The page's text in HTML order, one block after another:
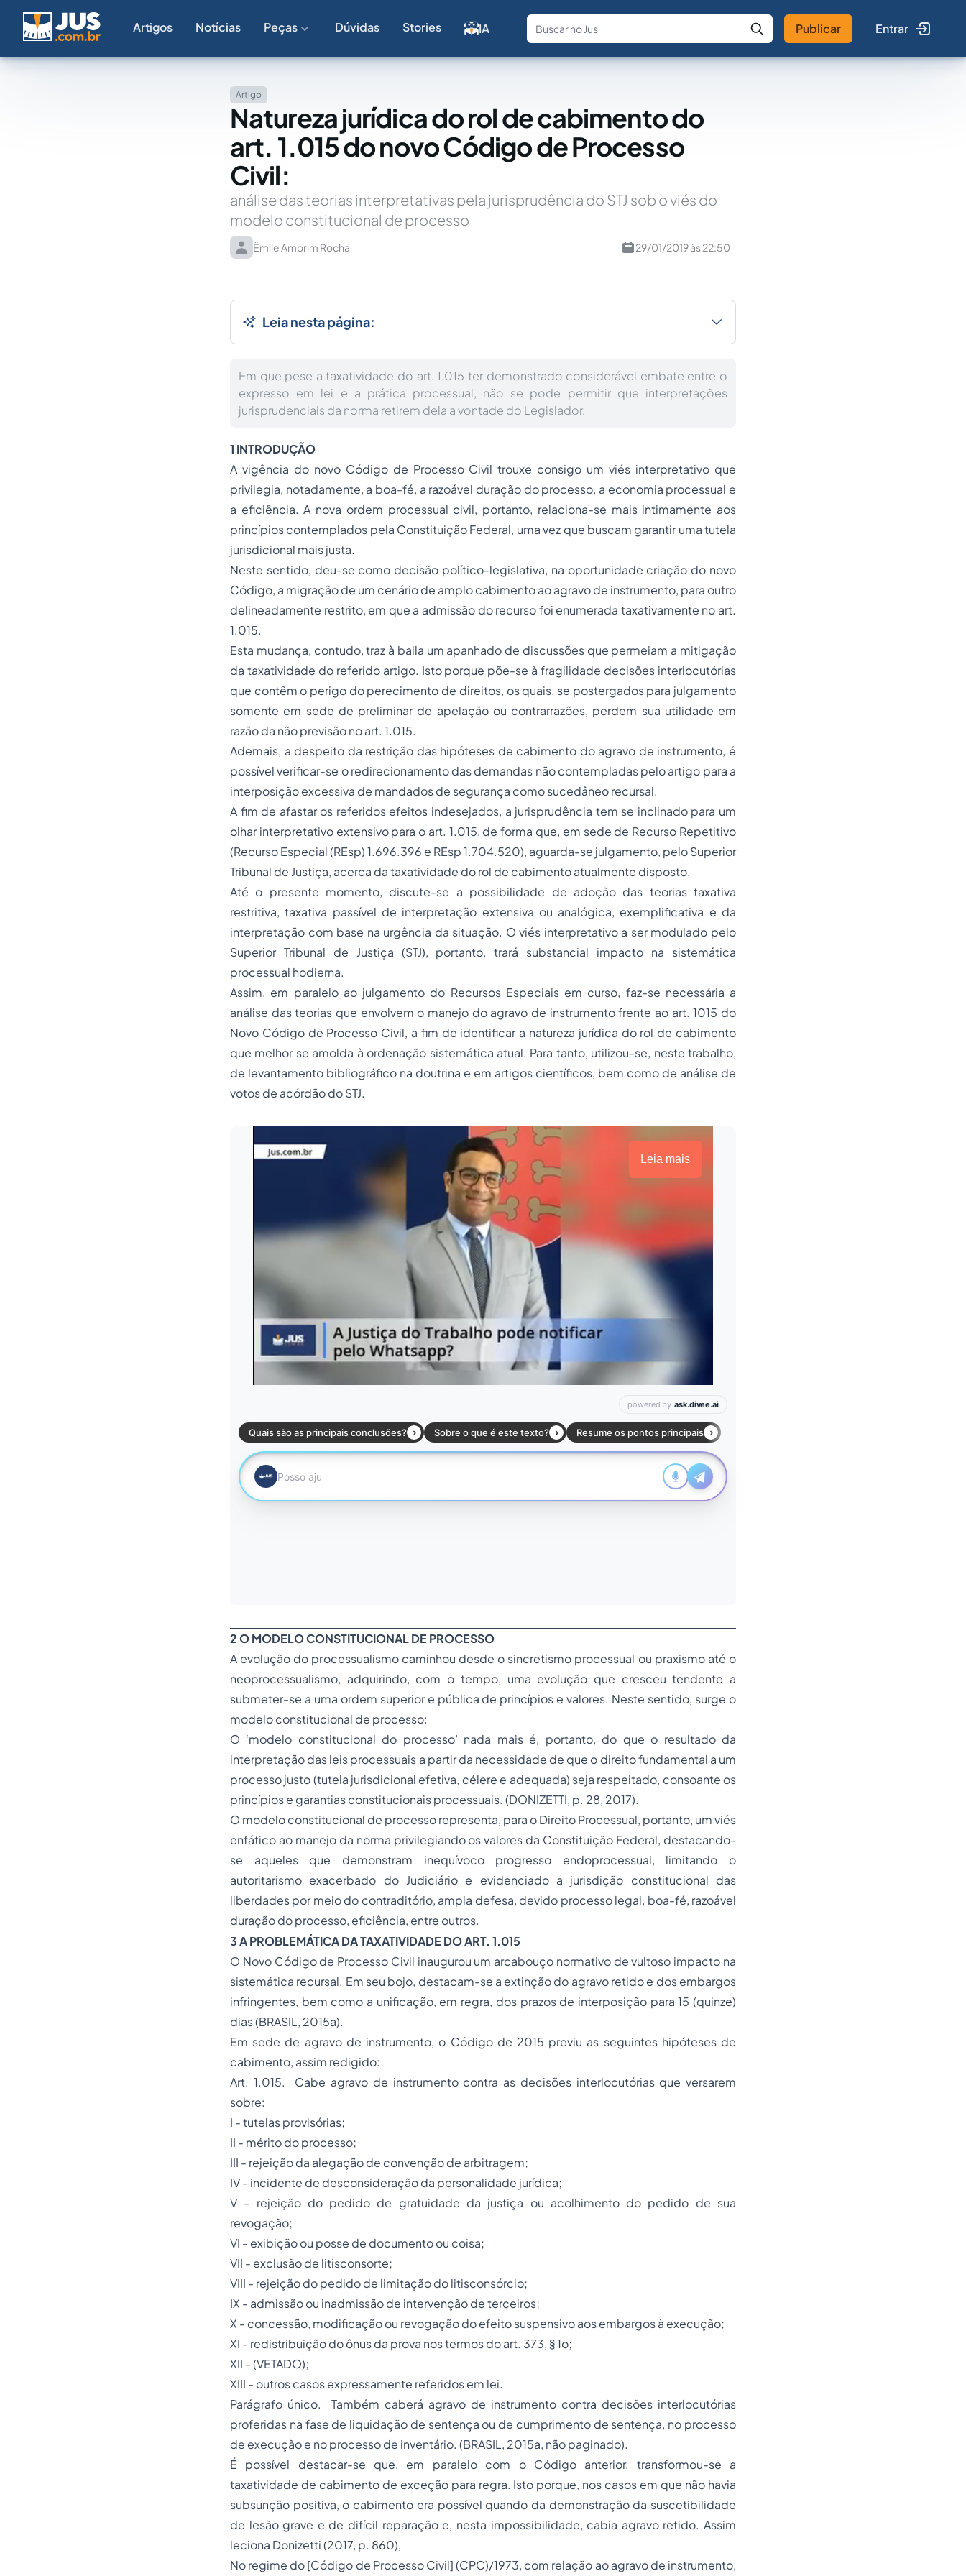
Artigos Notícias Peças Dúvidas Stories IA
Fale com a IA Buscar no Jus
Publicar Entrar
Artigo
Natureza jurídica do rol de cabimento do
art. 1.015 do novo Código de Processo
Civil:
análise das teorias interpretativas pela jurisprudência do STJ sob o viés do
modelo constitucional de processo
Êmile Amorim Rocha 29/01/2019 às 22:50
Leia nesta página:
Em que pese a taxatividade do art. 1.015 ter demonstrado considerável embate entre o
expresso em lei e a prática processual, não se pode permitir que interpretações
jurisprudenciais da norma retirem dela a vontade do Legislador.
1 INTRODUÇÃO
A vigência do novo Código de Processo Civil trouxe consigo um viés interpretativo que
privilegia, notadamente, a boa-fé, a razoável duração do processo, a economia processual e
a eficiência. A nova ordem processual civil, portanto, relaciona-se mais intimamente aos
princípios contemplados pela Constituição Federal, uma vez que buscam garantir uma tutela
jurisdicional mais justa.
Neste sentido, deu-se como decisão político-legislativa, na oportunidade criação do novo
Código, a migração de um cenário de amplo cabimento ao agravo de instrumento, para outro
delineadamente restrito, em que a admissão do recurso foi enumerada taxativamente no art.
1.015.
Esta mudança, contudo, traz à baila um apanhado de discussões que permeiam a mitigação
da taxatividade do referido artigo. Isto porque põe-se à fragilidade decisões interlocutórias
que contêm o perigo do perecimento de direitos, os quais, se postergados para julgamento
somente em sede de preliminar de apelação ou contrarrazões, perdem sua utilidade em
razão da não previsão no art. 1.015.
Ademais, a despeito da restrição das hipóteses de cabimento do agravo de instrumento, é
possível verificar-se o redirecionamento das demandas não contempladas pelo artigo para a
interposição excessiva de mandados de segurança como sucedâneo recursal.
A fim de afastar os referidos efeitos indesejados, a jurisprudência tem se inclinado para um
olhar interpretativo extensivo para o art. 1.015, de forma que, em sede de Recurso Repetitivo
(Recurso Especial (REsp) 1.696.396 e REsp 1.704.520), aguarda-se julgamento, pelo Superior
Tribunal de Justiça, acerca da taxatividade do rol de cabimento atualmente disposto.
Até o presente momento, discute-se a possibilidade de adoção das teorias taxativa
restritiva, taxativa passível de interpretação extensiva ou analógica, exemplificativa e da
interpretação com base na urgência da situação. O viés interpretativo a ser modulado pelo
Superior Tribunal de Justiça (STJ), portanto, trará substancial impacto na sistemática
processual hodierna.
Assim, em paralelo ao julgamento do Recursos Especiais em curso, faz-se necessária a
análise das teorias que envolvem o manejo do agravo de instrumento frente ao art. 1015 do
Novo Código de Processo Civil, a fim de identificar a natureza jurídica do rol de cabimento
que melhor se amolda à ordenação sistemática atual. Para tanto, utilizou-se, neste trabalho,
de levantamento bibliográfico na doutrina e em artigos científicos, bem como de análise de
votos de acórdão do STJ.
Leia mais
2 O MODELO CONSTITUCIONAL DE PROCESSO
A evolução do processualismo caminhou desde o sincretismo processual ou praxismo até o
neoprocessualismo, adquirindo, com o tempo, uma evolução que cresceu tendente a
submeter-se a uma ordem superior e pública de princípios e valores. Neste sentido, surge o
modelo constitucional de processo:
O ‘modelo constitucional do processo’ nada mais é, portanto, do que o resultado da
interpretação das leis processuais a partir da necessidade de que o direito fundamental a um
processo justo (tutela jurisdicional efetiva, célere e adequada) seja respeitado, consoante os
princípios e garantias constitucionais processuais. (DONIZETTI, p. 28, 2017).
O modelo constitucional de processo representa, para o Direito Processual, portanto, um viés
enfático ao manejo da norma privilegiando os valores da Constituição Federal, destacando-
se aqueles que demonstram inequívoco progresso endoprocessual, limitando o
autoritarismo exacerbado do Judiciário e evidenciado a jurisdição constitucional das
liberdades por meio do contraditório, ampla defesa, devido processo legal, boa-fé, razoável
duração do processo, eficiência, entre outros.
3 A PROBLEMÁTICA DA TAXATIVIDADE DO ART. 1.015
O Novo Código de Processo Civil inaugurou um arcabouço normativo de vultoso impacto na
sistemática recursal. Em seu bojo, destacam-se a extinção do agravo retido e dos embargos
infringentes, bem como a unificação, em regra, dos prazos de interposição para 15 (quinze)
dias (BRASIL, 2015a).
Em sede de agravo de instrumento, o Código de 2015 previu as seguintes hipóteses de
cabimento, assim redigido:
Art. 1.015. Cabe agravo de instrumento contra as decisões interlocutórias que versarem
sobre:
I - tutelas provisórias;
II - mérito do processo;
III - rejeição da alegação de convenção de arbitragem;
IV - incidente de desconsideração da personalidade jurídica;
V - rejeição do pedido de gratuidade da justiça ou acolhimento do pedido de sua
revogação;
VI - exibição ou posse de documento ou coisa;
VII - exclusão de litisconsorte;
VIII - rejeição do pedido de limitação do litisconsórcio;
IX - admissão ou inadmissão de intervenção de terceiros;
X - concessão, modificação ou revogação do efeito suspensivo aos embargos à execução;
XI - redistribuição do ônus da prova nos termos do art. 373, § 1o;
XII - (VETADO);
XIII - outros casos expressamente referidos em lei.
Parágrafo único. Também caberá agravo de instrumento contra decisões interlocutórias
proferidas na fase de liquidação de sentença ou de cumprimento de sentença, no processo
de execução e no processo de inventário. (BRASIL, 2015a, não paginado).
É possível destacar-se que, em paralelo com o Código anterior, transformou-se a
taxatividade de cabimento de exceção para regra. Isto porque, nos casos em que não havia
subsunção positiva, o cabimento era possível quando da demonstração da suscetibilidade
de lesão grave e de difícil reparação e, nesta impossibilidade, cabia agravo retido. Assim
leciona Donizetti (2017, p. 860),
No regime do [Código de Processo Civil] (CPC)/1973, com relação ao agravo de instrumento,